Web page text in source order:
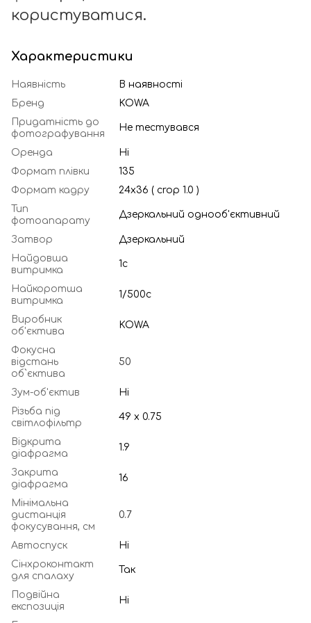
користуватися.
Характеристики
Наявність
В наявності
Бренд
KOWA
Придатність до
фотографування
Не тестувався
Оренда
Ні
Формат плівки
135
Формат кадру
24х36 ( crop 1.0 )
Тип
фотоапарату
Дзеркальний однооб'єктивний
Затвор
Дзеркальний
Найдовша
витримка
1с
Найкоротша
витримка
1/500с
Виробник
об'єктива
KOWA
Фокусна
відстань
об`єктива
50
Зум-об'єктив
Ні
Різьба під
світлофільтр
49 х 0.75
Відкрита
діафрагма
1.9
Закрита
діафрагма
16
Мінімальна
дистанція
фокусування, см
0.7
Автоспуск
Ні
Сінхроконтакт
для спалаху
Так
Подвійна
експозиція
Ні